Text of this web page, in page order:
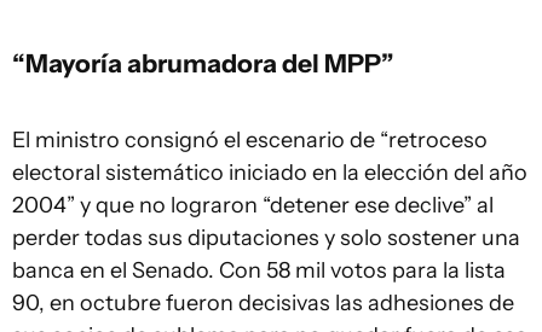
“Mayoría abrumadora del MPP”
El ministro consignó el escenario de “retroceso
electoral sistemático iniciado en la elección del año
2004” y que no lograron “detener ese declive” al
perder todas sus diputaciones y solo sostener una
banca en el Senado. Con 58 mil votos para la lista
90, en octubre fueron decisivas las adhesiones de